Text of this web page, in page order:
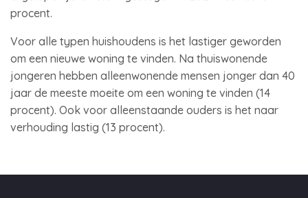
procent.
Voor alle typen huishoudens is het lastiger geworden
om een nieuwe woning te vinden. Na thuiswonende
jongeren hebben alleenwonende mensen jonger dan 40
jaar de meeste moeite om een woning te vinden (14
procent). Ook voor alleenstaande ouders is het naar
verhouding lastig (13 procent).